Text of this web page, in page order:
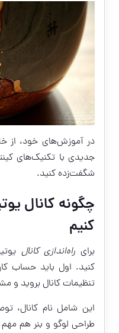
در آموزش‌های خود، از
جدیدی با تکنیک‌های
شگفت‌زده کنید.
چگونه کانال
کنیم
برای راه‌اندازی کانال
کنید. اول باید حساب
تنظیمات کانال بروید و
این شامل نام کانال،
طراحی لوگو و بنر هم